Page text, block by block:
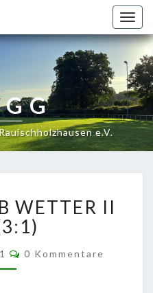
e.V.
–
II
WETTER II
Kommentare
0 Kommentare